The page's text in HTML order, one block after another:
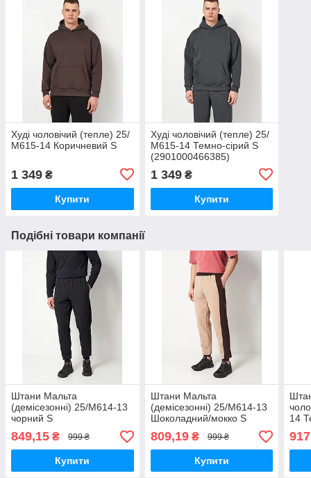
Худі чоловічий (тепле) 25/
М615-14 Коричневий S
1 349 ₴
Купити
Худі чоловічий (тепле) 25/
М615-14 Темно-сірий S
(2901000466385)
1 349₴
Купити
Подібні товари компанії
Штани Мальта
(демісезонні) 25/М614-13
чорний S
849,15 ₴ 999 ₴
Купити
Штани Мальта
(демісезонні) 25/М614-13
Шоколадний/мокко S
809,19₴ 999 ₴
Купити
14